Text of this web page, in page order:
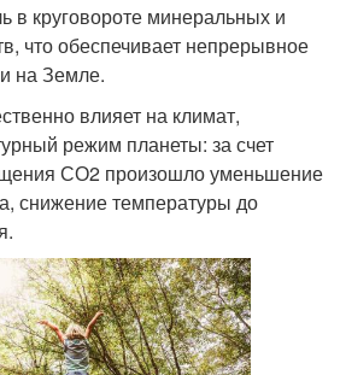
в круговороте минеральных и
что обеспечивает непрерывное
на Земле.
влияет на климат,
режим планеты: за счет
СО2 произошло уменьшение
снижение температуры до